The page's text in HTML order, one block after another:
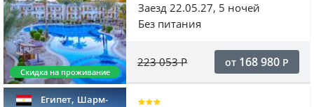
Скидка на проживание
Заезд 22.05.27, 5 ночей
Без питания
223 053Р от 168 980 Р
Египет,Шарм-